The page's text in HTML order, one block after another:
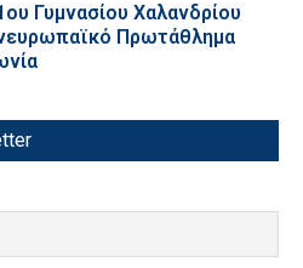
Γυμνασίου Χαλανδρίου
Πρωτάθλημα